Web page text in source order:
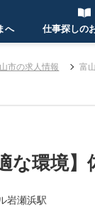
へ 仕事探しの
市の求人情報 富
な環境
岩瀬浜駅